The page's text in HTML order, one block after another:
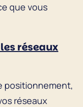
que vous
réseaux
positionnement,
réseaux